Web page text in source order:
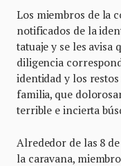
Los miembros de la
notificados de la
tatuaje y se les avisa
diligencia
identidad y los
familia, que
terrible e incierta
Alrededor de las 8
la caravana,